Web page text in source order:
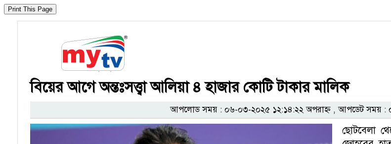
বিয়ের আগে অন্তঃসত্ত্বা আলিয়া ৪ হাজার কোটি টাকার মালিক
আপলোড সময় : ০৬-০৩-২০২৫ ১২:১৪:২২ অপরাহ্ন , আপডেট সময় :
ছোটবেলা